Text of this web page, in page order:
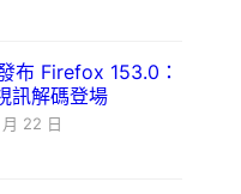
布 Firefox 153.0：
訊解碼登場
22 日